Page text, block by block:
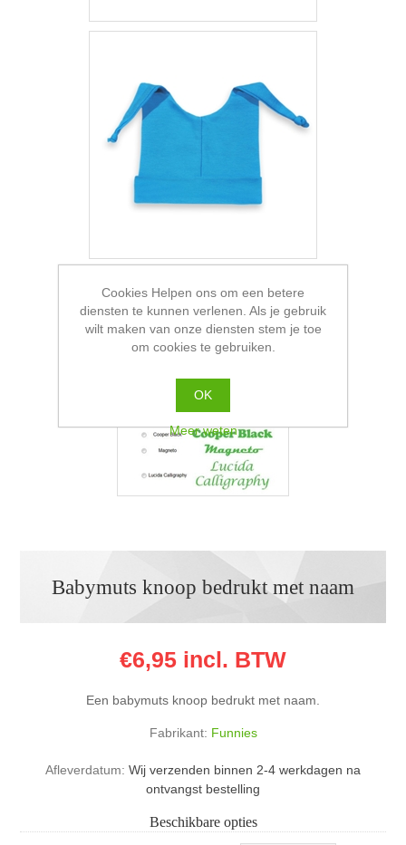
Babymuts knoop bedrukt met naam
€6,95 incl. BTW
Een babymuts knoop bedrukt met naam.
Fabrikant: Funnies
Afleverdatum: Wij verzenden binnen 2-4 werkdagen na
ontvangst bestelling
Beschikbare opties
Cookies Helpen ons om een betere
diensten te kunnen verlenen. Als je gebruik
wilt maken van onze diensten stem je toe
om cookies te gebruiken.
OK
Meer weten